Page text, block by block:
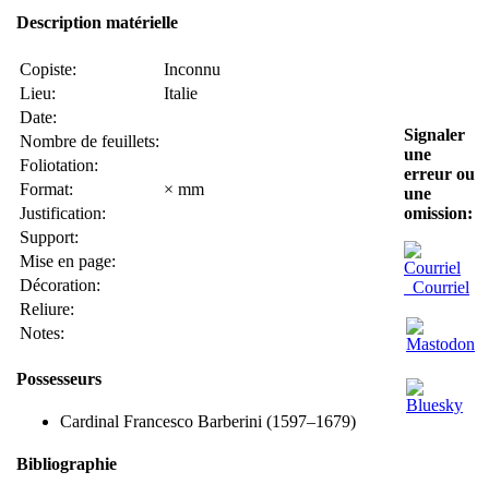
Description matérielle
Copiste:
Inconnu
Lieu:
Italie
Date:
Nombre de feuillets:
Foliotation:
Format:
× mm
Justification:
Support:
Mise en page:
Décoration:
Reliure:
Notes:
Possesseurs
Cardinal Francesco Barberini (1597–1679)
Bibliographie
Signaler
une
erreur ou
une
omission:
Courriel